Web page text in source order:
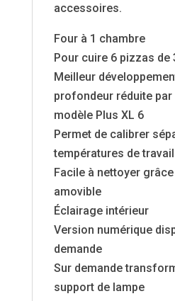
accessoires.
Four à 1 chambre
Pour cuire 6 pizzas de
Meilleur
profondeur réduite par
modèle Plus XL 6
Permet de calibrer
températures de
Facile à nettoyer
amovible
Éclairage intérieur
Version numérique
demande
Sur demande
support de lampe